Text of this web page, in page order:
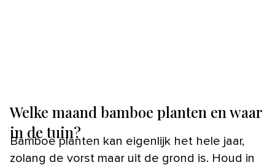
Welke maand bamboe planten en waar
in de tuin?
Bamboe planten kan eigenlijk het hele jaar,
zolang de vorst maar uit de grond is. Houd in